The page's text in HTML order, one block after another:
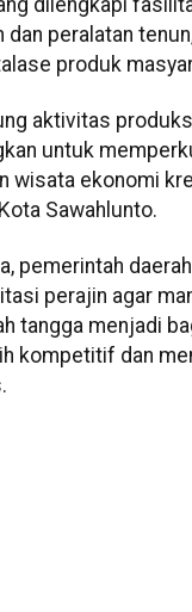
dan peralatan
produk
aktivitas
untuk
wisata ekonomi
Sawahlunto.
pemerintah
perajin agar
tangga menjadi
kompetitif dan